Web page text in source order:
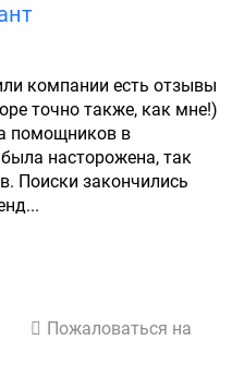
компании есть отзывы
точно также, как мне!)
помощников в
насторожена, так
Поиски закончились
Пожаловаться на